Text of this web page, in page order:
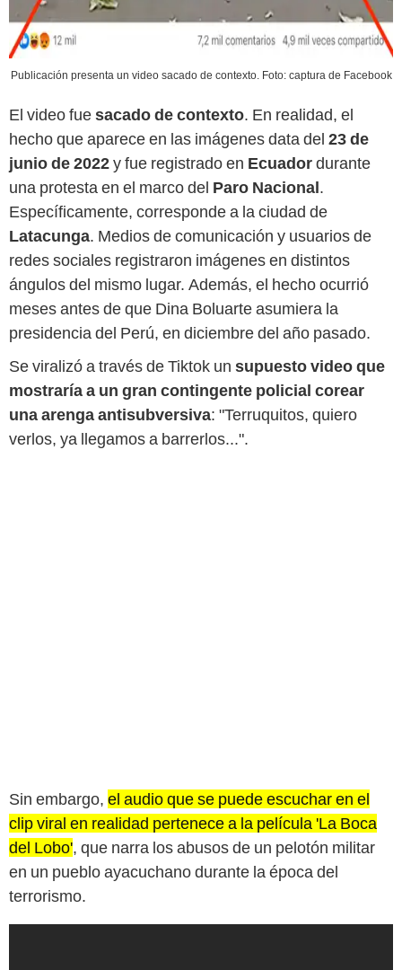
Publicación presenta un video sacado de contexto. Foto: captura de Facebook
El video fuesacado de contexto. En realidad, el
hecho que aparece en las imágenes data del 23 de
junio de 2022y fue registrado en Ecuadordurante
una protesta en el marco del Paro Nacional.
Específicamente, corresponde a la ciudad de
Latacunga. Medios de comunicación y usuarios de
redes sociales registraron imágenes en distintos
ángulos del mismo lugar. Además, el hecho ocurrió
meses antes de que Dina Boluarte asumiera la
presidencia del Perú, en diciembre del año pasado.
Se viralizó a través de Tiktok un supuesto video que
mostraría a un gran contingente policial corear
una arenga antisubversiva: "Terruquitos, quiero
verlos, ya llegamos a barrerlos...".
Sin embargo, el audio que se puede escuchar en el
clip viral en realidad pertenece a la película 'La Boca
del Lobo', que narra los abusos de un pelotón militar
en un pueblo ayacuchano durante la época del
terrorismo.